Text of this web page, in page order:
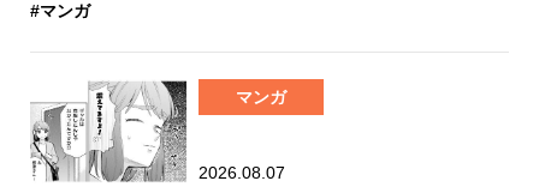
#マンガ
マンガ
2026.08.07